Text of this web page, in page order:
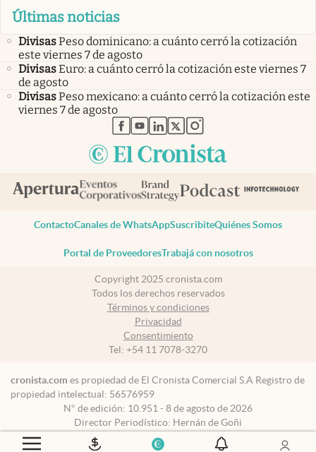
Últimas noticias
DivisasPeso dominicano: a cuánto cerró la cotización
este viernes 7 de agosto
DivisasEuro: a cuánto cerró la cotización este viernes 7
de agosto
DivisasPeso mexicano: a cuánto cerró la cotización este
viernes 7 de agosto
abre en nueva pestaña
abre en nueva pestaña
abre en nueva pestaña
abre en nueva pestaña
abre en nueva pestaña
ContactoCanales de WhatsAppSuscribiteQuiénes Somos
Portal de ProveedoresTrabajá con nosotros
Copyright 2025 cronista.com
Todos los derechos reservados
Términos y condiciones
Privacidad
Consentimiento
Tel: +54 11 7078-3270
cronista.com es propiedad de El Cronista Comercial S.A Registro de
propiedad intelectual: 56576959
N° de edición: 10.951 - 8 de agosto de 2026
Director Periodístico: Hernán de Goñi